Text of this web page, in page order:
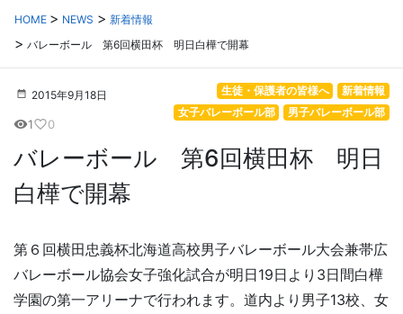
HOME NEWS
新着情報
バレーボール 第6回横田杯 明日白樺で開幕
2015年9月18日 新着情報
生徒・保護者の皆様へ
男子バレーボール部
女子バレーボール部
visibility1favorite_border0
バレーボール 第6回横田杯 明日
白樺で開幕
第６回横田忠義杯北海道高校男子バレーボール大会兼帯広
バレーボール協会女子強化試合が明日19日より3日間白樺
学園の第一アリーナで行われます。道内より男子13校、女